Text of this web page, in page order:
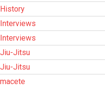
History
Interviews
Interviews
Jiu-Jitsu
Jiu-Jitsu
macete